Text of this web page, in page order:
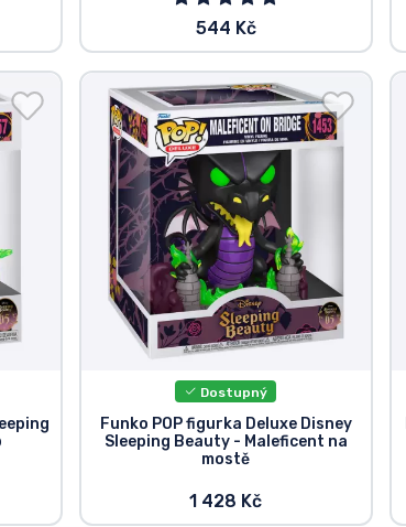
544 Kč
Dostupný
Funko POP figurka Deluxe Disney
Sleeping Beauty - Maleficent na
mostě
1 428 Kč